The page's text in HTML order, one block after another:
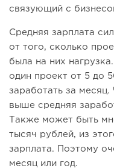
связующий с
Средняя зарплата
от того, сколько
была на них
один проект от 5 до
заработать за
выше средняя
Также может быть
тысяч рублей, из
зарплата. Поэтому
месяц или год.